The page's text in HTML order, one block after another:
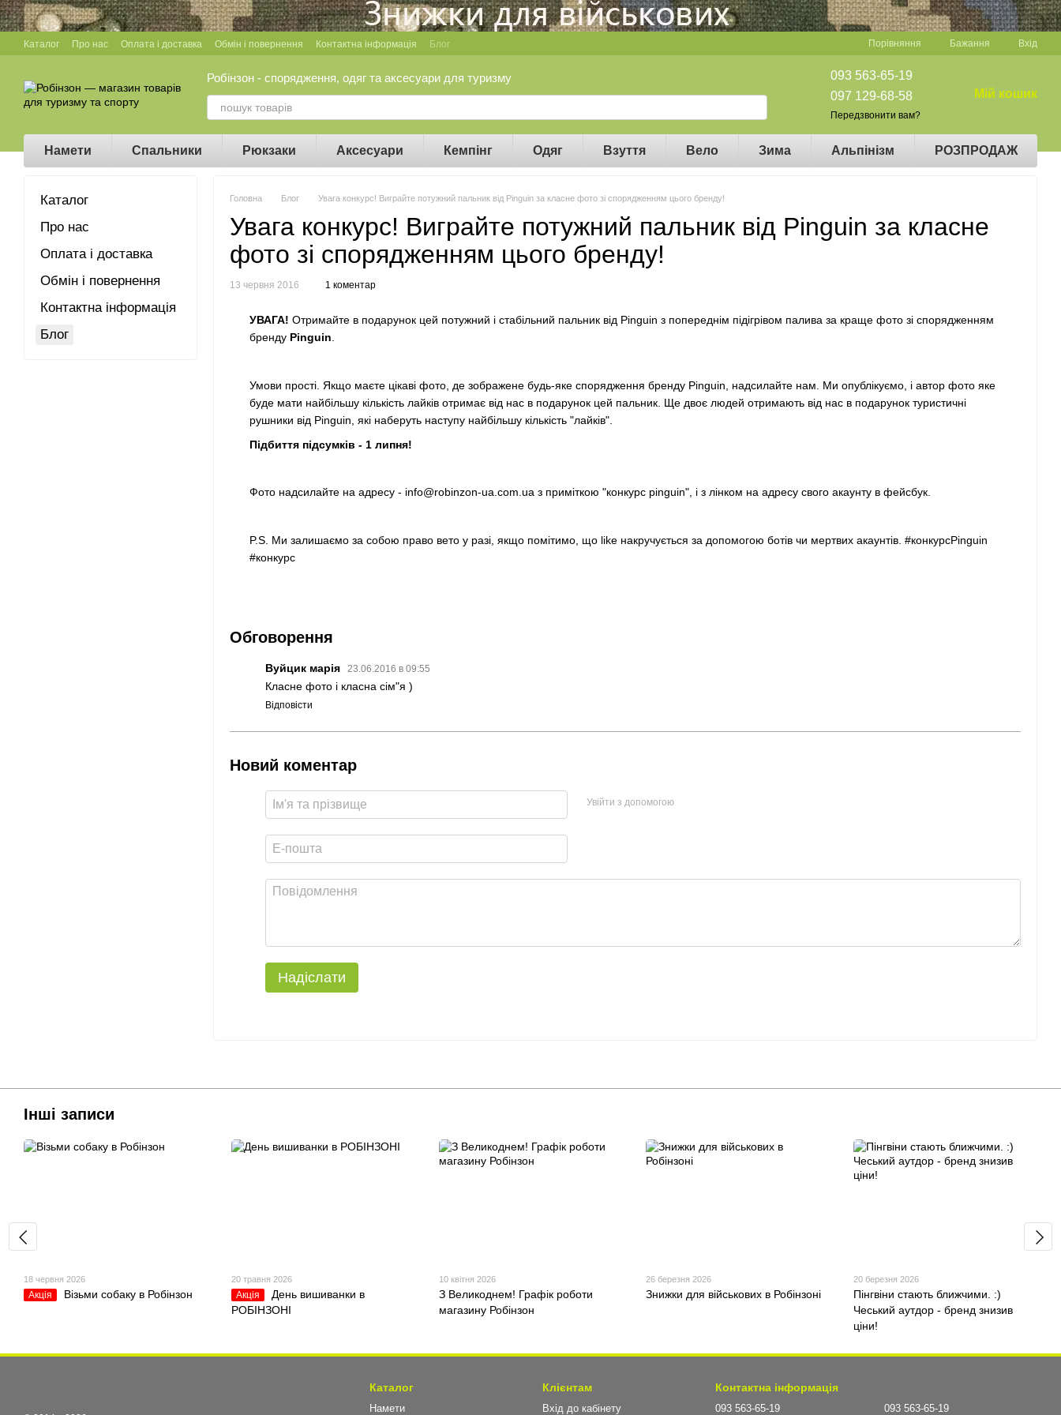
Перейти до основного контенту
Каталог Про нас Оплата і доставка Обмін і повернення Контактна інформація Блог Порівняння Бажання Вхід
Робінзон - спорядження, одяг та аксесуари для туризму
093 563-65-19
097 129-68-58
Передзвонити вам?
Мій кошик
Намети Спальники Рюкзаки Аксесуари Кемпінг Одяг Взуття Вело Зима Альпінізм РОЗПРОДАЖ
Головна Блог Увага конкурс! Виграйте потужний пальник від Pinguin за класне фото зі спорядженням цього бренду!
Увага конкурс! Виграйте потужний пальник від Pinguin за класне
фото зі спорядженням цього бренду!
13 червня 2016 1 коментар
УВАГА! Отримайте в подарунок цей потужний і стабільний пальник від Pinguin з попереднім підігрівом палива за краще фото зі спорядженням
бренду Pinguin.
Умови прості. Якщо маєте цікаві фото, де зображене будь-яке спорядження бренду Pinguin, надсилайте нам. Ми опублікуємо, і автор фото яке
буде мати найбільшу кількість лайків отримає від нас в подарунок цей пальник. Ще двоє людей отримають від нас в подарунок туристичні
рушники від Pinguin, які наберуть наступу найбільшу кількість "лайків".
Підбиття підсумків - 1 липня!
Фото надсилайте на адресу - info@robinzon-ua.com.ua з приміткою "конкурс pinguin", і з лінком на адресу свого акаунту в фейсбук.
P.S. Ми залишаємо за собою право вето у разі, якщо помітимо, що like накручується за допомогою ботів чи мертвих акаунтів. ‪#‎конкурсPinguin‬‪
#‎конкурс‬
Обговорення
Вуйцик марія 23.06.2016 в 09:55
Класне фото і класна сім"я )
Відповісти
Новий коментар
Увійти з допомогою
Надіслати
Каталог
Про нас
Оплата і доставка
Обмін і повернення
Контактна інформація
Блог
Інші записи
18 червня 2026
Акція Візьми собаку в Робінзон
20 травня 2026
Акція
День вишиванки в
РОБІНЗОНІ
10 квітня 2026
З Великоднем! Графік роботи
магазину Робінзон
26 березня 2026
Знижки для військових в Робінзоні
20 березня 2026
Пінгвіни стають ближчими. :)
Чеський аутдор - бренд знизив
ціни!
Каталог
Намети
Клієнтам
Вхід до кабінету
Контактна інформація
093 563-65-19 093 563-65-19